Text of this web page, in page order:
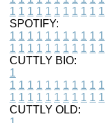
1 1 1 1 1 1 1 1 1 1 1
SPOTIFY:
1 1 1 1 1 1 1 1 1 1 1
1 1 1 1 1 1 1 1 1 1 1
CUTTLY BIO:
1
1 1 1 1 1 1 1 1 1 1 1
1 1 1 1 1 1 1 1 1 1 1
CUTTLY OLD: